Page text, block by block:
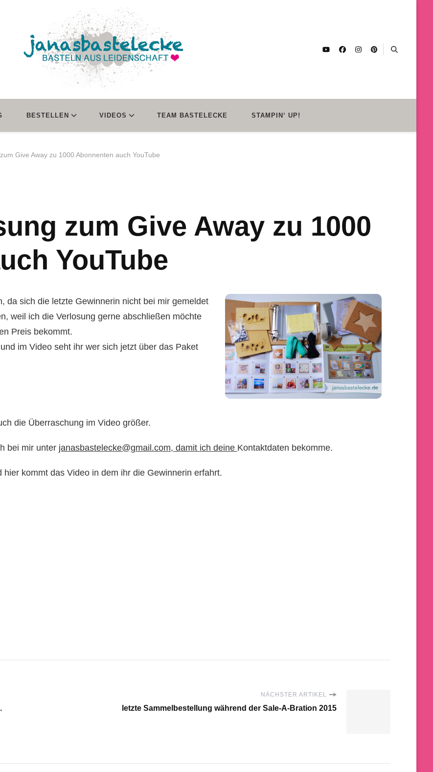
Basteln aus Leidenschaft
BESTELLEN VIDEOS TEAM BASTELECKE STAMPIN‘ UP!
Give Away zu 1000 Abonnenten auch YouTube
zum Give Away zu 1000
YouTube
da sich die letzte Gewinnerin nicht bei mir gemeldet
weil ich die Verlosung gerne abschließen möchte
Preis bekommt.
im Video seht ihr wer sich jetzt über das Paket
die Überraschung im Video größer.
bei mir unter janasbastelecke@gmail.com, damit ich deine Kontaktdaten bekomme.
hier kommt das Video in dem ihr die Gewinnerin erfahrt.
NÄCHSTER ARTIKEL
letzte Sammelbestellung während der Sale-A-Bration 2015